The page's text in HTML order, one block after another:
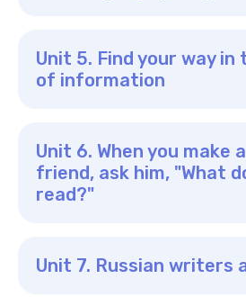
Unit 5. Find your way in
of information
Unit 6. When you make
friend, ask him, "What
read?"
Unit 7. Russian writers